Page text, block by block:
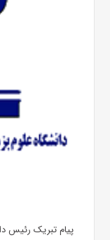
پیام تبریک رئیس